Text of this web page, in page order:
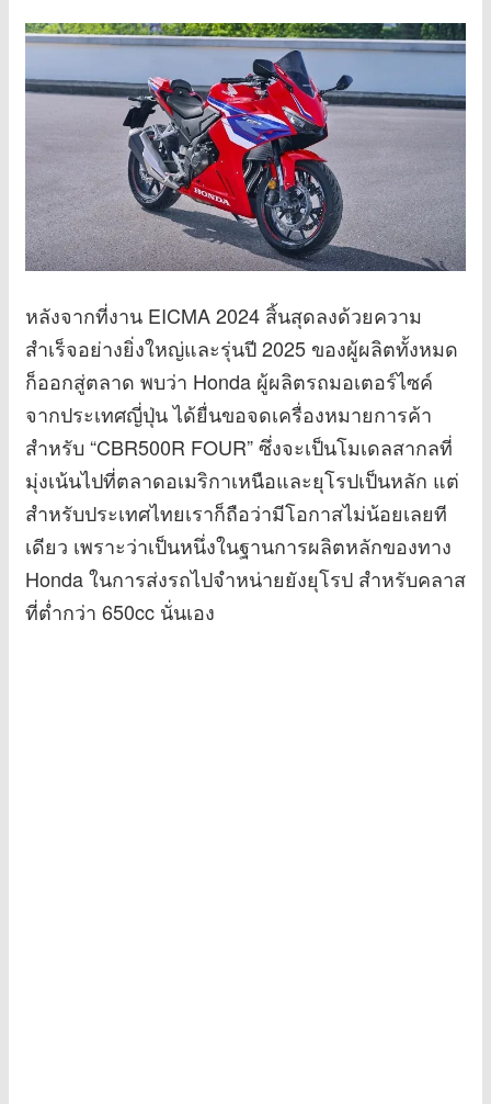
หลังจากที่งาน EICMA 2024 สิ้นสุดลงด้วยความ
สำเร็จอย่างยิ่งใหญ่และรุ่นปี 2025 ของผู้ผลิตทั้งหมด
ก็ออกสู่ตลาด พบว่า Honda ผู้ผลิตรถมอเตอร์ไซค์
จากประเทศญี่ปุ่น ได้ยื่นขอจดเครื่องหมายการค้า
สำหรับ “CBR500R FOUR” ซึ่งจะเป็นโมเดลสากลที่
มุ่งเน้นไปที่ตลาดอเมริกาเหนือและยุโรปเป็นหลัก แต่
สำหรับประเทศไทยเราก็ถือว่ามีโอกาสไม่น้อยเลยที
เดียว เพราะว่าเป็นหนึ่งในฐานการผลิตหลักของทาง
Honda ในการส่งรถไปจำหน่ายยังยุโรป สำหรับคลาส
ที่ต่ำกว่า 650cc นั่นเอง